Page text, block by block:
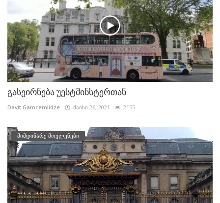
გასეირნება უესტმინსტერთან
Davit.Gamcemlidze მაისი 26, 2021 2155
მიმდინარე მოვლენები